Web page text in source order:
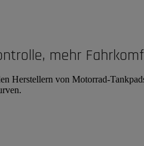
mehr
Herstellern von Motorrad-